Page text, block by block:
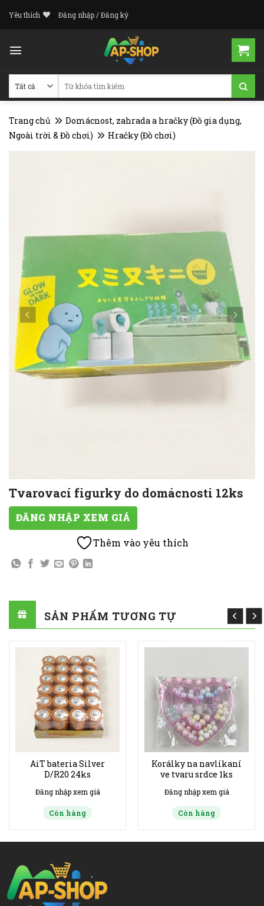
Yêu thích Đăng nhập / Đăng ký
Trang chủ
Domácnost, zahrada a hračky (Đồ gia dụng,
Ngoài trời & Đồ chơi)
Hračky (Đồ chơi)
Tvarovací figurky do domácnosti 12ks
ĐĂNG NHẬP XEM GIÁ
Thêm vào yêu thích
SẢN PHẨM TƯƠNG TỰ
AiT bateria Silver
D/R20 24ks
Đăng nhập xem giá
Còn hàng
Korálky na navlíkaní
ve tvaru srdce 1ks
Đăng nhập xem giá
Còn hàng